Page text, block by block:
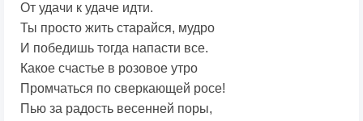
От удачи к удаче идти.
Ты просто жить старайся, мудро
И победишь тогда напасти все.
Какое счастье в розовое утро
Промчаться по сверкающей росе!
Пью за радость весенней поры,